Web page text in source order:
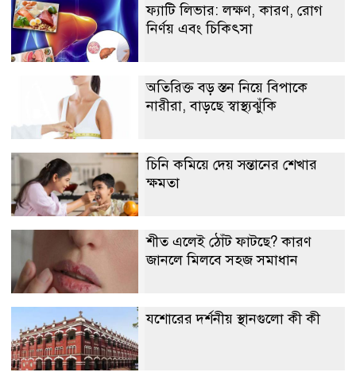
ফ্যাটি লিভার: লক্ষণ, কারণ, রোগ
নির্ণয় এবং চিকিৎসা
অতিরিক্ত বড় স্তন নিয়ে বিপাকে
নারীরা, বাড়ছে স্বাস্থ্যঝুঁকি
চিনি কমিয়ে দেয় সন্তানের শেখার
ক্ষমতা
শীত এলেই ঠোঁট ফাটছে? কারণ
জানলে মিলবে সহজ সমাধান
যশোরের দর্শনীয় স্থানগুলো কী কী